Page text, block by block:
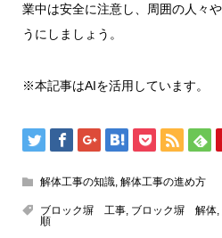
業中は安全に注意し、周囲の人々
うにしましょう。
※本記事はAIを活用しています。
解体工事の知識, 解体工事の進め方
ブロック塀 工事, ブロック塀 解体,
順